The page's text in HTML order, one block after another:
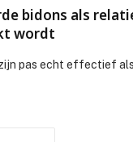
bidons als
wordt
pas echt effectief